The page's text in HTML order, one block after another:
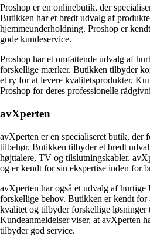
Proshop er en onlinebutik, der
Butikken har et bredt udvalg af
hjemmeunderholdning. Proshop er
gode kundeservice.
Proshop har et omfattende udvalg af
forskellige mærker. Butikken tilbyder
et ry for at levere kvalitetsprodukter.
Proshop for deres professionelle
avXperten
avXperten er en specialiseret butik, der
tilbehør. Butikken tilbyder et bredt
højttalere, TV og tilslutningskabler.
og er kendt for sin ekspertise inden for
avXperten har også et udvalg af
forskellige behov. Butikken er kendt for
kvalitet og tilbyder forskellige løsninger
Kundeanmeldelser viser, at avXperten
tilbyder god service.